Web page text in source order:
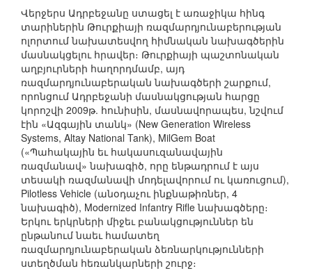
Վերջերս Ադրբեջանը ստացել է առաջիկա հինգ
տարիներին Թուրքիայի ռազմարդյունաբերության
ոլորտում նախատեսվող հիմնական նախագծերին
մասնակցելու հրավեր։ Թուրքիայի պաշտոնական
աղբյուրների հաղորդմամբ, այդ
ռազմարդյունաբերական նախագծերի շարքում,
որոնցում Ադրբեջանի մասնակցության հարցը
կորոշվի 2009թ. հունիսին, մասնավորապես, նշվում
էին «Ազգային տանկ» (New Generation Wireless
Systems, Altay National Tank), MilGem Boat
(«Պահակային եւ հակասուզանավային
ռազմանավ» նախագիծ, որը ենթադրում է այս
տեսակի ռազմանավի մոդելավորում ու կառուցում),
Pilotless Vehicle (անօդաչու ինքնաթիռներ, 4
նախագիծ), Modernized Infantry Rifle նախագծերը։
Երկու երկրների միջեւ բանակցություններ են
ընթանում նաեւ համատեղ
ռազմարդյունաբերական ձեռնարկությունների
ստեղծման հեռանկարների շուրջ։